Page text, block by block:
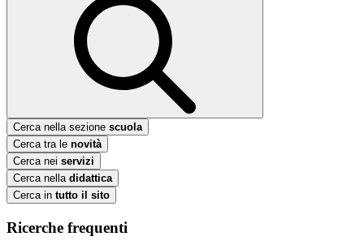
Cerca nella sezione scuola
Cerca tra le novità
Cerca nei servizi
Cerca nella didattica
Cerca in tutto il sito
Ricerche frequenti